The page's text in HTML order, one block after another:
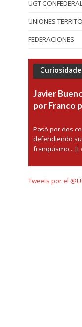
UGT
UNIONES
FEDERACIONES
Javier
por Franco
Pasó por dos
defendiendo
franquismo...
Tweets por el